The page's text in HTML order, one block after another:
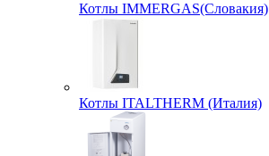
Котлы IMMERGAS(Словакия)
Котлы ITALTHERM (Италия)